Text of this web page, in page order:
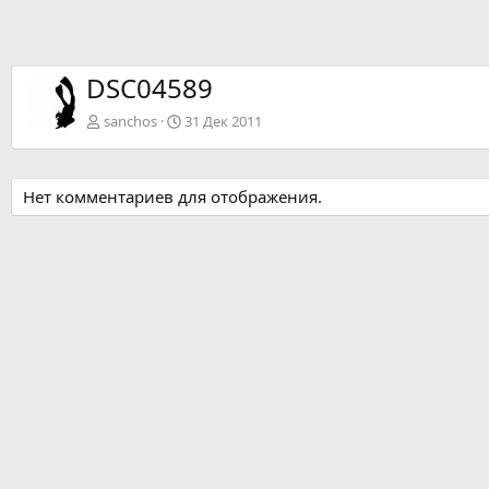
DSC04589
sanchos 31 Дек 2011
Нет комментариев для отображения.